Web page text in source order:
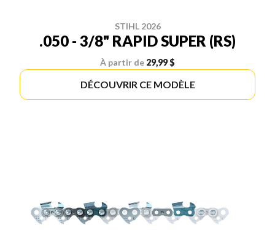
STIHL 2026
.050 - 3/8" RAPID SUPER (RS)
À partir de 29,99 $
DÉCOUVRIR CE MODÈLE